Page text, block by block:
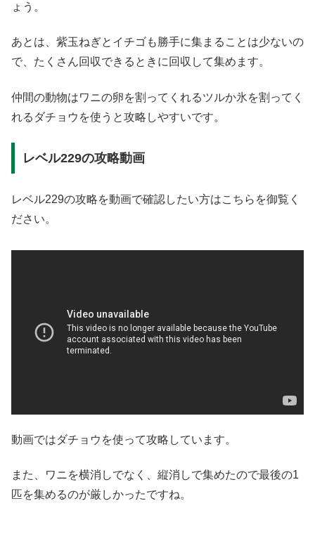
ょう。
あとは、紫玉ねぎとイチゴも勝手に集まることは少ないの
で、たくさん回収できるときに回収して集めます。
仲間の動物はワニの卵を割ってくれるツルか氷を割ってく
れるダチョウを使うと攻略しやすいです。
レベル229の攻略動画
レベル229の攻略を動画で確認したい方はこちらを御覧く
ださい。
動画ではダチョウを使って攻略しています。
また、ワニを横消しでなく、縦消しで集めたので最後の1
匹を集めるのが厳しかったですね。